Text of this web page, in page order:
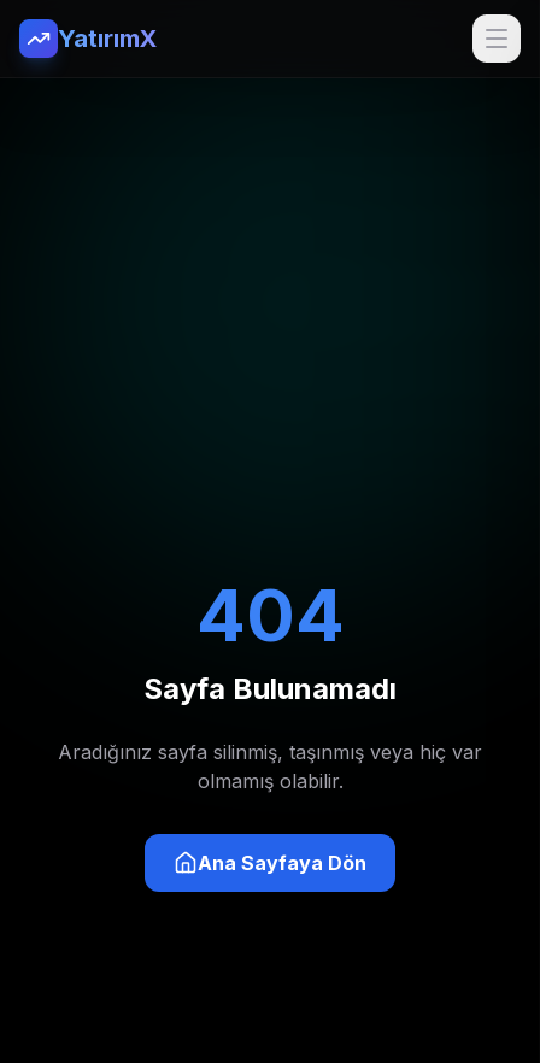
YatırımX
404
Sayfa Bulunamadı
Aradığınız sayfa silinmiş, taşınmış veya hiç var
olmamış olabilir.
Ana Sayfaya Dön